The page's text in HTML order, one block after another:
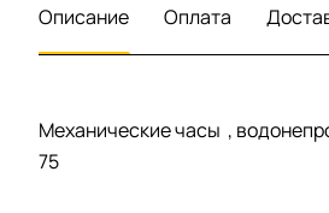
Описание Оплата
Механические часы ,
75